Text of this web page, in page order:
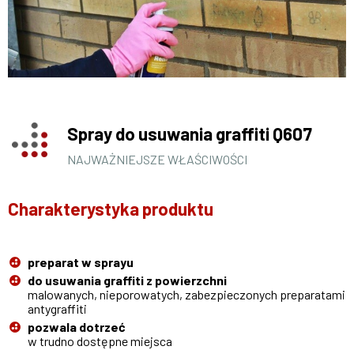
Spray do usuwania graffiti Q607
NAJWAŻNIEJSZE WŁAŚCIWOŚCI
Charakterystyka produktu
preparat w sprayu
do usuwania graffiti z powierzchni
malowanych, nieporowatych, zabezpieczonych preparatami
antygraffiti
pozwala dotrzeć
w trudno dostępne miejsca